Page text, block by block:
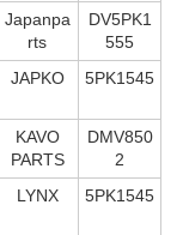
Japanpa
rts
DV5PK1
555
JAPKO 5PK1545
KAVO
PARTS
DMV850
2
LYNX 5PK1545